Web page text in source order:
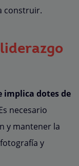
construir.
implica dotes de
necesario
y mantener la
y